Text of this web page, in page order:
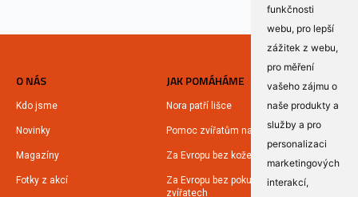
funkčnosti
webu, pro lepší
zážitek z webu,
pro měření
vašeho zájmu o
naše produkty a
služby a pro
personalizaci
marketingových
interakcí,
O NÁS
Kdo jsme
Novinky
Magazíny
Fotky z akcí
JAK POMÁHÁME
Nora patří lišce
Pomoc zvířatům na Ukrajině
Za Evropu bez kožešin
Za Evropu bez pokusů na
zvířatech